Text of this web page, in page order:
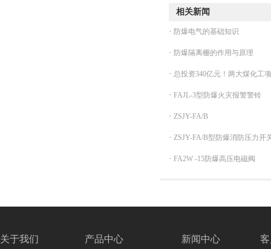
相关新闻
· 防爆电气的基础知识
· 防爆隔离栅的作用与原理
· 总投资340亿元！两大煤化工
· FAJL-3型防爆火灾报警警铃
· ZSJY-FA/B
· ZSJY-FA/B型防爆消防压力开
· FA2W -15防爆高压电磁阀
关于我们 产品中心 新闻中心